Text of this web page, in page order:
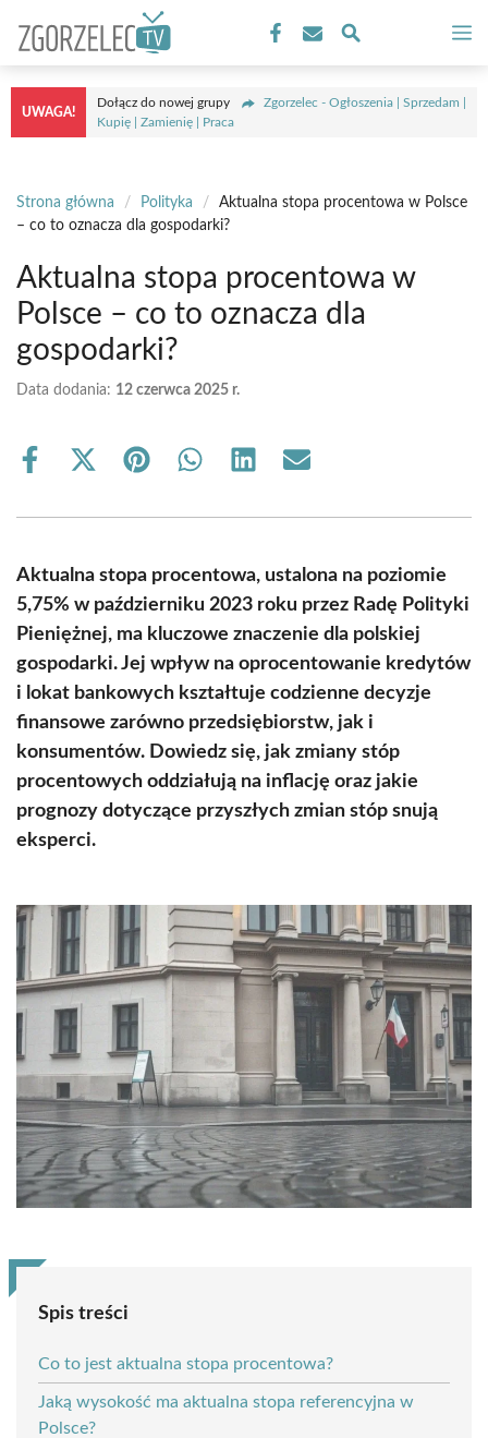
treści
UWAGA!
Dołącz do nowej grupy
Zgorzelec - Ogłoszenia | Sprzedam |
Kupię | Zamienię | Praca
Strona główna / Polityka /
Aktualna stopa procentowa w Polsce
– co to oznacza dla gospodarki?
Aktualna stopa procentowa w
Polsce – co to oznacza dla
gospodarki?
Data dodania: 12 czerwca 2025 r.
Share
Share
(Twitter)
Share Share Share Share
Aktualna stopa procentowa, ustalona na poziomie
5,75% w październiku 2023 roku przez Radę Polityki
Pieniężnej, ma kluczowe znaczenie dla polskiej
gospodarki. Jej wpływ na oprocentowanie kredytów
i lokat bankowych kształtuje codzienne decyzje
finansowe zarówno przedsiębiorstw, jak i
konsumentów. Dowiedz się, jak zmiany stóp
procentowych oddziałują na inflację oraz jakie
prognozy dotyczące przyszłych zmian stóp snują
eksperci.
Spis treści
Co to jest aktualna stopa procentowa?
Jaką wysokość ma aktualna stopa referencyjna w
Polsce?